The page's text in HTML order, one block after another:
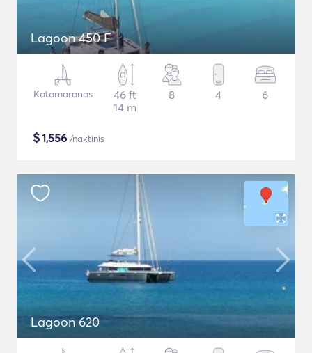
Lagoon 450 F
Katamaranas
46 ft
14 m
8 4 6
$1,556 /naktinis
Lagoon 620